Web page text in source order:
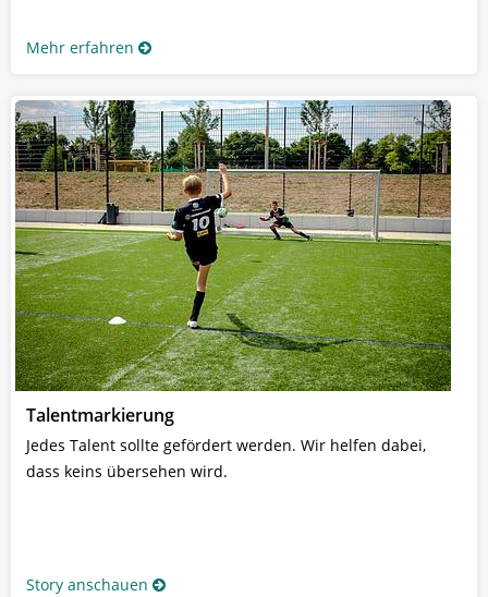
Mehr erfahren
Talentmarkierung
Jedes Talent sollte gefördert werden. Wir helfen dabei,
dass keins übersehen wird.
Story anschauen